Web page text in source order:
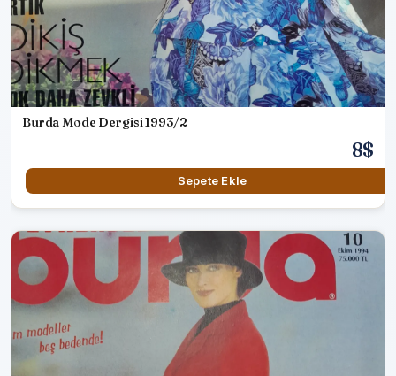
Burda Mode Dergisi 1993/2
8$
Sepete Ekle